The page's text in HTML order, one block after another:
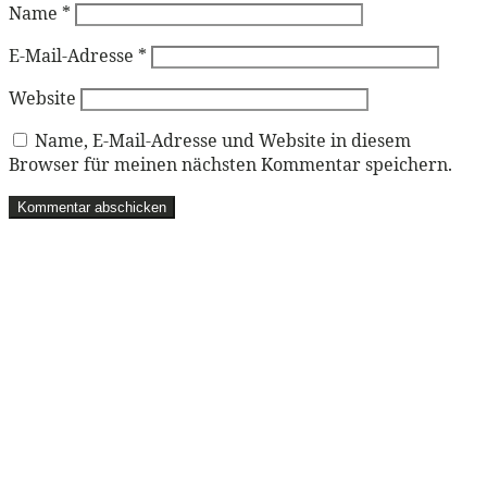
Name *
E-Mail-Adresse *
Website
Name, E-Mail-Adresse und Website in diesem
Browser für meinen nächsten Kommentar speichern.